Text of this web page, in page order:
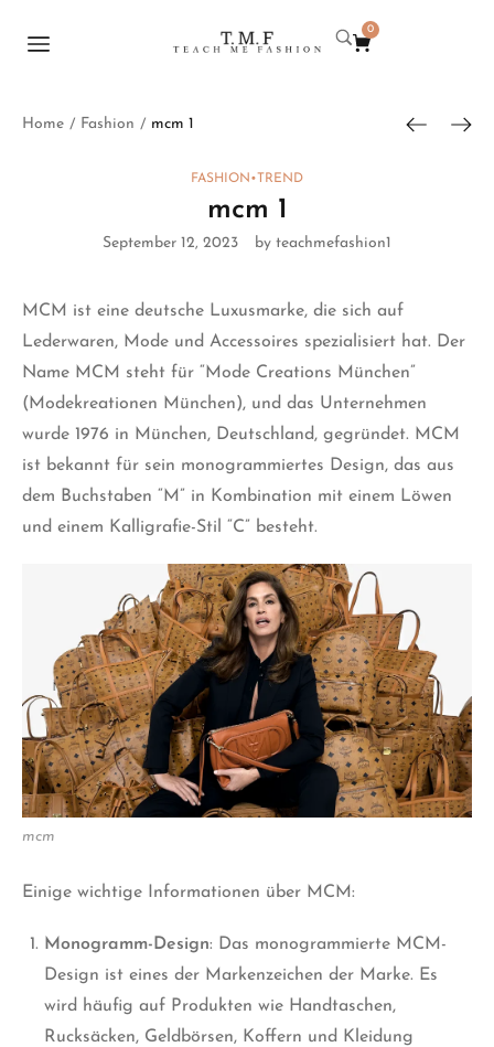
0
Home / Fashion / mcm 1
FASHION •TREND
mcm 1
September 12, 2023 by teachmefashion1
MCM ist eine deutsche Luxusmarke, die sich auf
Lederwaren, Mode und Accessoires spezialisiert hat. Der
Name MCM steht für “Mode Creations München”
(Modekreationen München), und das Unternehmen
wurde 1976 in München, Deutschland, gegründet. MCM
ist bekannt für sein monogrammiertes Design, das aus
dem Buchstaben “M” in Kombination mit einem Löwen
und einem Kalligrafie-Stil “C” besteht.
mcm
Einige wichtige Informationen über MCM:
Monogramm-Design: Das monogrammierte MCM-
Design ist eines der Markenzeichen der Marke. Es
wird häufig auf Produkten wie Handtaschen,
Rucksäcken, Geldbörsen, Koffern und Kleidung